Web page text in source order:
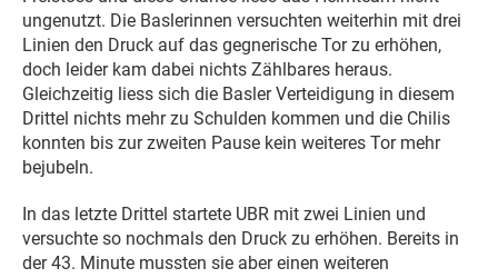
ungenutzt. Die Baslerinnen versuchten weiterhin mit drei
Linien den Druck auf das gegnerische Tor zu erhöhen,
doch leider kam dabei nichts Zählbares heraus.
Gleichzeitig liess sich die Basler Verteidigung in diesem
Drittel nichts mehr zu Schulden kommen und die Chilis
konnten bis zur zweiten Pause kein weiteres Tor mehr
bejubeln.
In das letzte Drittel startete UBR mit zwei Linien und
versuchte so nochmals den Druck zu erhöhen. Bereits in
der 43. Minute mussten sie aber einen weiteren